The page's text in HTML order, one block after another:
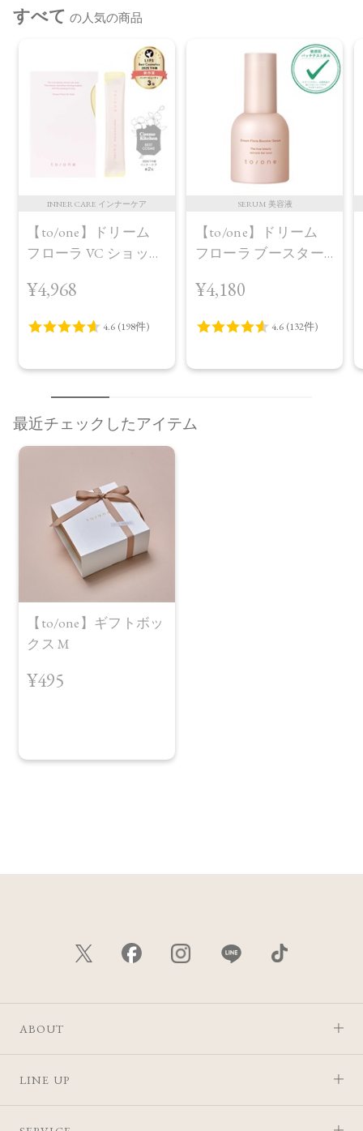
すべて の人気の商品
INNER CARE インナーケア
【to/one】ドリーム
フローラ VC ショット
¥4,968
SERUM 美容液
【to/one】ドリーム
フローラ ブースター
＞
¥4,180
最近チェックしたアイテム
【to/one】ギフトボッ
クス M
¥495
ABOUT
LINE UP